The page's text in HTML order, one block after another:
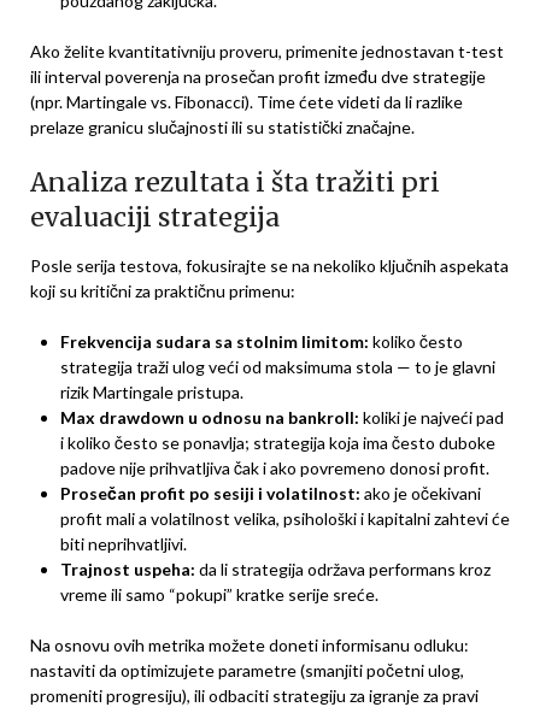
Ako želite kvantitativniju proveru, primenite jednostavan t-test
ili interval poverenja na prosečan profit između dve strategije
(npr. Martingale vs. Fibonacci). Time ćete videti da li razlike
prelaze granicu slučajnosti ili su statistički značajne.
Analiza rezultata i šta tražiti pri
evaluaciji strategija
Posle serija testova, fokusirajte se na nekoliko ključnih aspekata
koji su kritični za praktičnu primenu:
Frekvencija sudara sa stolnim limitom: koliko često
strategija traži ulog veći od maksimuma stola — to je glavni
rizik Martingale pristupa.
Max drawdown u odnosu na bankroll: koliki je najveći pad
i koliko često se ponavlja; strategija koja ima često duboke
padove nije prihvatljiva čak i ako povremeno donosi profit.
Prosečan profit po sesiji i volatilnost: ako je očekivani
profit mali a volatilnost velika, psihološki i kapitalni zahtevi će
biti neprihvatljivi.
Trajnost uspeha: da li strategija održava performans kroz
vreme ili samo “pokupi” kratke serije sreće.
Na osnovu ovih metrika možete doneti informisanu odluku:
nastaviti da optimizujete parametre (smanjiti početni ulog,
promeniti progresiju), ili odbaciti strategiju za igranje za pravi